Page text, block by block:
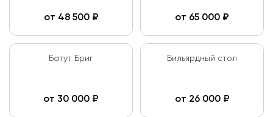
от 48 500₽ от 65 000 ₽
Батут Бриг
от 30 000 ₽
Бильярдный стол
от 26 000₽